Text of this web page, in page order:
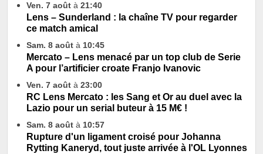
Ven. 7 août à 21:40
Lens – Sunderland : la chaîne TV pour regarder
ce match amical
Sam. 8 août à 10:45
Mercato – Lens menacé par un top club de Serie
A pour l’artificier croate Franjo Ivanovic
Ven. 7 août à 23:00
RC Lens Mercato : les Sang et Or au duel avec la
Lazio pour un serial buteur à 15 M€ !
Sam. 8 août à 10:57
Rupture d'un ligament croisé pour Johanna
Rytting Kaneryd, tout juste arrivée à l'OL Lyonnes